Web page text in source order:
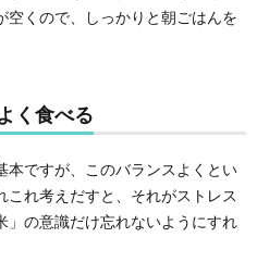
くので、しっかりと朝ごはんを
く食べる
本ですが、このバランスよくとい
これ考えだすと、それがストレス
」の意識だけ忘れないようにすれ